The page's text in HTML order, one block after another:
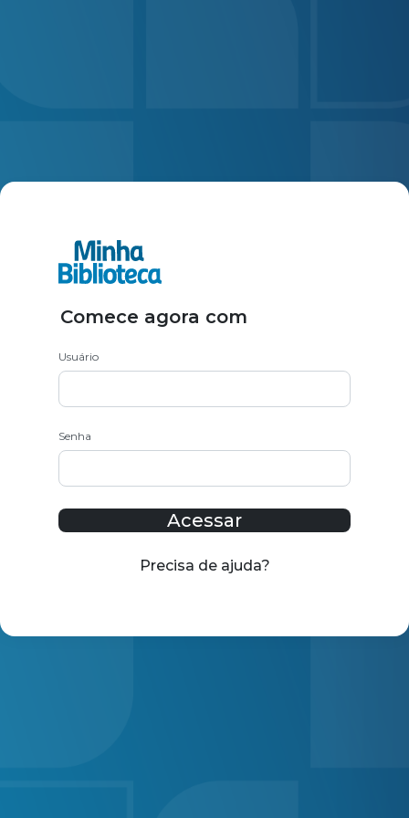
Comece agora com
Usuário
Senha
Acessar
Precisa de ajuda?